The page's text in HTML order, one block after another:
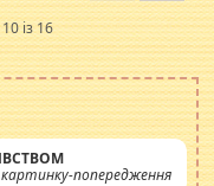
із 16
картинку-попередження